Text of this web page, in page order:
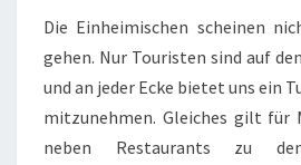
Die Einheimischen scheinen
gehen. Nur Touristen sind auf
und an jeder Ecke bietet uns ein
mitzunehmen. Gleiches gilt für
neben Restaurants zu den